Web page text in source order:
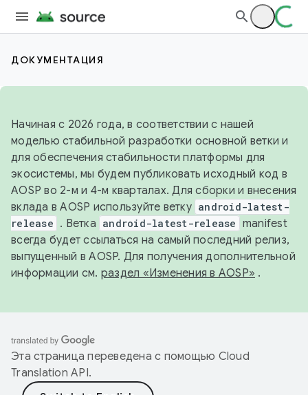
ДОКУМЕНТАЦИЯ
Начиная с 2026 года, в соответствии с нашей
моделью стабильной разработки основной ветки и
для обеспечения стабильности платформы для
экосистемы, мы будем публиковать исходный код в
AOSP во 2-м и 4-м кварталах. Для сборки и внесения
вклада в AOSP используйте ветку android-latest-
release . Ветка android-latest-release manifest
всегда будет ссылаться на самый последний релиз,
выпущенный в AOSP. Для получения дополнительной
информации см. раздел «Изменения в AOSP» .
Эта страница переведена с помощью Cloud
Translation API.